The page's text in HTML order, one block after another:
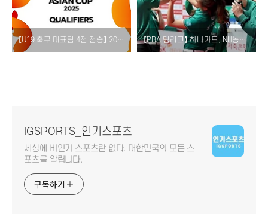
【U19 축구 대표팀 4전 전승】 2025 AFC U20 아시안컵 예선 경기 결과 [레바논전 본선 진출 국가 팀 현황 다시보기] 【PBA 팀리그】 하나카드, NH농협카드에 4:0 완승! [2라운드 경기 결과 일정 팀 순위 중계 티켓]
IGSPORTS_인기스포츠
세상에 비인기 스포츠란 없다. 대한민국의 모든 스
포츠를 알립니다.
구독하기